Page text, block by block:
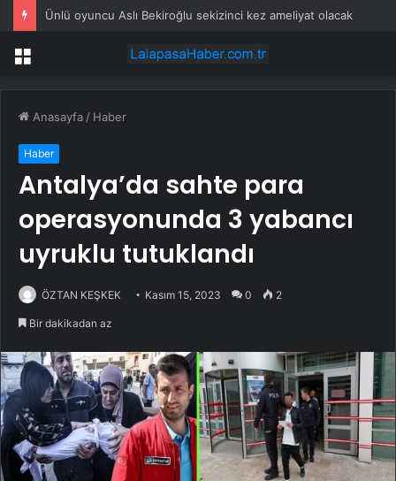
Ünlü oyuncu Aslı Bekiroğlu sekizinci kez ameliyat olacak
Menü
Anasayfa / Haber
Haber
Antalya’da sahte para
operasyonunda 3 yabancı
uyruklu tutuklandı
ÖZTAN KEŞKEK Kasım 15, 2023 0 2
Bir dakikadan az